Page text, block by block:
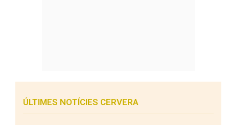
ÚLTIMES NOTÍCIES CERVERA